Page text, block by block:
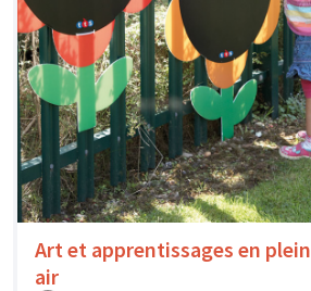
Art et apprentissages en plein
air